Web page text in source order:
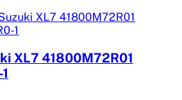
XL7 41800M72R01